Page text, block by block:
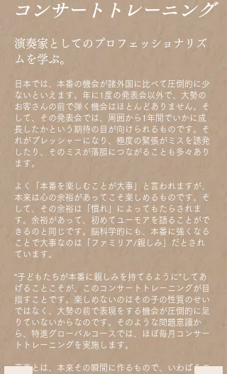
コンサートトレーニング
演奏家としてのプロフェッショナリズ
ムを学ぶ。
日本では、本番の機会が諸外国 に比べて圧倒的に少
ないといえます。年に1度の発表会以外で、大勢の
お客さんの前で弾く機会はほとんどありません。そ
して、その発表会では、周囲から1年間でいかに成
長したかという期待の目が向けられるものです。そ
れがプレッシャーになり、極度の緊張がミスを誘発
したり、そのミスが落胆につながることも多々あり
ます。
よく「本番を楽しむことが大事」と言われますが、
本来は心の余裕があってこそ楽しめるものです。そ
して、その余裕は「慣れ」によってもたらされま
す。余裕があって、初めてユーモアを語ることがで
きるのと同じです。脳科学的にも、本番に強くなる
ことで大事なのは「ファミリア/親しみ」だとされ
ています。
”子どもたちが本番に親しみを持てるように”してあ
げることこそが、このコンサートトレーニングが目
指すことです。楽しめないのはその子の性質のせい
ではなく、大勢の前で表現をする機会が圧倒的に足
りていないからなのです。そのような問題意識か
ら、特進グローバルコースでは、ほぼ毎月コンサー
トトレーニングを実施します。
音楽とは、本来その瞬間に作るもので、いわばその